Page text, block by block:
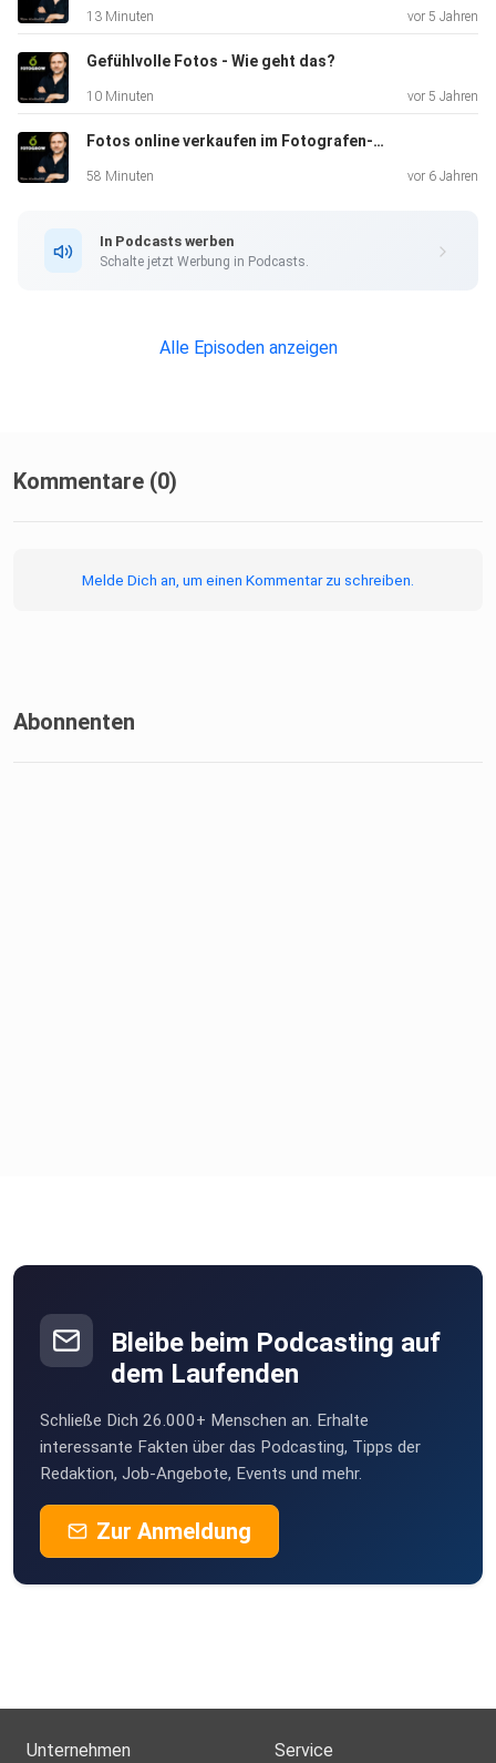
13 Minuten vor 5 Jahren
Gefühlvolle Fotos - Wie geht das?
10 Minuten vor 5 Jahren
Fotos online verkaufen im Fotografen-Shop
58 Minuten vor 6 Jahren
In Podcasts werben
Schalte jetzt Werbung in Podcasts.
Alle Episoden anzeigen
Kommentare (0)
Melde Dich an, um einen Kommentar zu schreiben.
Abonnenten
Bleibe beim Podcasting auf
dem Laufenden
Schließe Dich 26.000+ Menschen an. Erhalte
interessante Fakten über das Podcasting, Tipps der
Redaktion, Job-Angebote, Events und mehr.
Zur Anmeldung
Unternehmen Service